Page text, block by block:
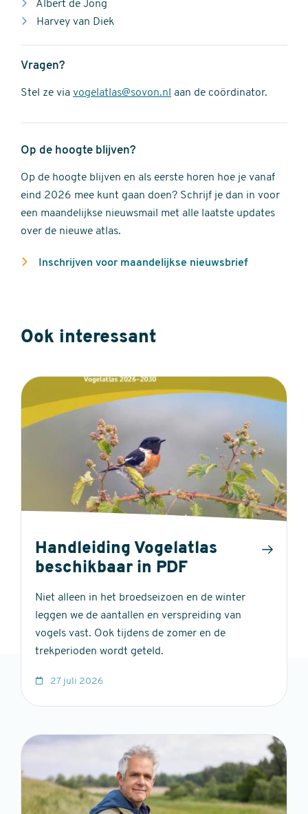
Albert de Jong
Harvey van Diek
Vragen?
Stel ze via vogelatlas@sovon.nl aan de coördinator.
Op de hoogte blijven?
Op de hoogte blijven en als eerste horen hoe je vanaf
eind 2026 mee kunt gaan doen? Schrijf je dan in voor
een maandelijkse nieuwsmail met alle laatste updates
over de nieuwe atlas.
Inschrijven voor maandelijkse nieuwsbrief
Ook interessant
Handleiding Vogelatlas
beschikbaar in PDF
Niet alleen in het broedseizoen en de winter
leggen we de aantallen en verspreiding van
vogels vast. Ook tijdens de zomer en de
trekperioden wordt geteld.
27 juli 2026